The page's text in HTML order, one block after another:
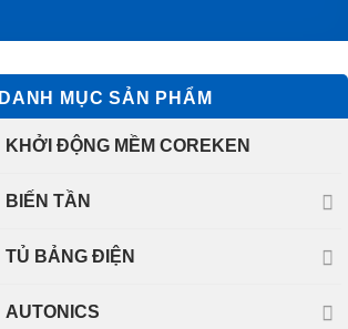
DANH MỤC SẢN PHẨM
KHỞI ĐỘNG MỀM COREKEN
BIẾN TẦN
TỦ BẢNG ĐIỆN
AUTONICS